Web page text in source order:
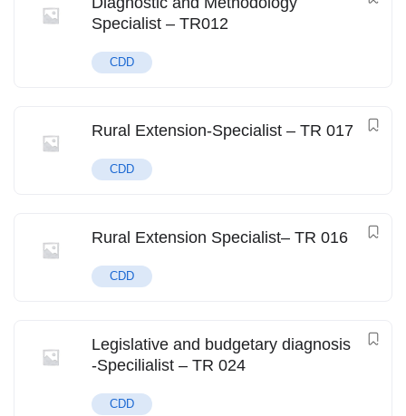
Specialist – TR012
CDD
Rural Extension-Specialist – TR 017
CDD
Rural Extension Specialist– TR 016
CDD
Legislative and budgetary diagnosis
-Specilialist – TR 024
CDD